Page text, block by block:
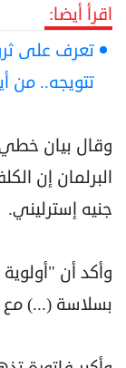
اقرأ أيضا:
تعرف على
تتويجه.. من
وقال بيان خطي
جنيه إسترليني.
وأكد أن
بسلاسة (...)